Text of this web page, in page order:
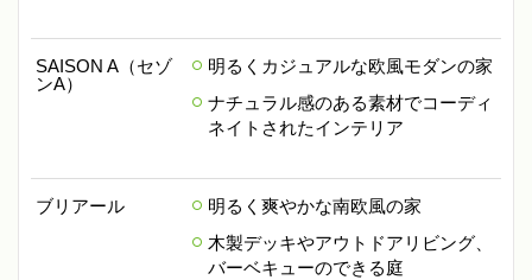
SAISON A（セゾ
ンA）
明るくカジュアルな欧風モダンの家
ナチュラル感のある素材でコーディ
ネイトされたインテリア
ブリアール
明るく爽やかな南欧風の家
木製デッキやアウトドアリビング、
バーベキューのできる庭